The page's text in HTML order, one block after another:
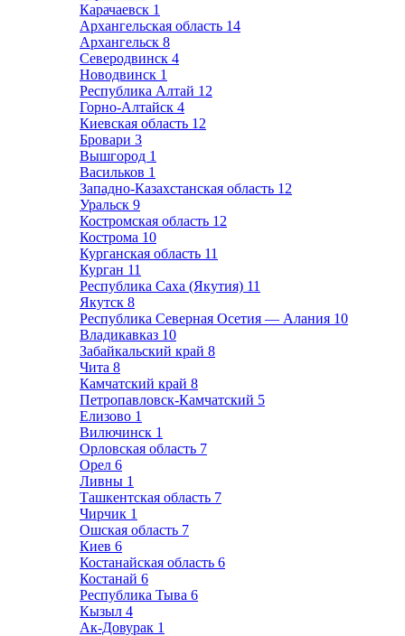
Карачаевск 1
Архангельская область 14
Архангельск 8
Северодвинск 4
Новодвинск 1
Республика Алтай 12
Горно-Алтайск 4
Киевская область 12
Бровари 3
Вышгород 1
Васильков 1
Западно-Казахстанская область 12
Уральск 9
Костромская область 12
Кострома 10
Курганская область 11
Курган 11
Республика Саха (Якутия) 11
Якутск 8
Республика Северная Осетия — Алания 10
Владикавказ 10
Забайкальский край 8
Чита 8
Камчатский край 8
Петропавловск-Камчатский 5
Елизово 1
Вилючинск 1
Орловская область 7
Орел 6
Ливны 1
Ташкентская область 7
Чирчик 1
Ошская область 7
Киев 6
Костанайская область 6
Костанай 6
Республика Тыва 6
Кызыл 4
Ак-Довурак 1